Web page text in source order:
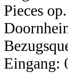
Pieces
Eingang: